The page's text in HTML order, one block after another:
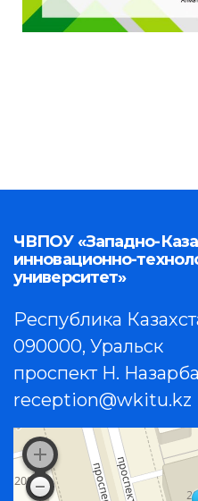
ЧВПОУ «Западно-
инновационно-
университет»
Республика
090000, Уральск
проспект Н.
reception@wkitu.kz